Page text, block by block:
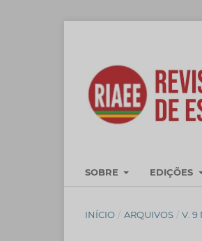
SOBRE EDIÇÕES
INÍCIO / ARQUIVOS / V. 9